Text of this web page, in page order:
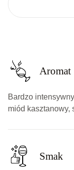
Aromat
Bardzo
miód kasztanowy,
Smak